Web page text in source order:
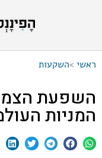
ראשי >השקעות
השפעת
המניות